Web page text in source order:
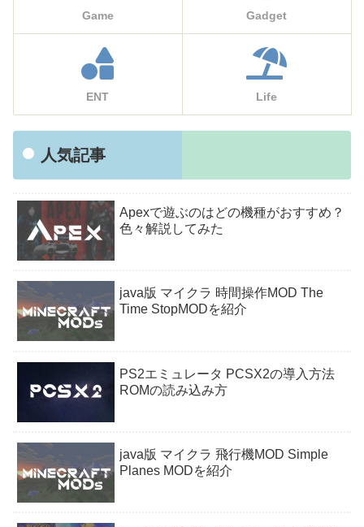
Game Gadget
ENT Life
人気記事
Apexで遊ぶのはどの機種がおすすめ？
色々解説してみた
java版 マイクラ 時間操作MOD The
Time StopMODを紹介
PS2エミュレータ PCSX2の導入方法
ROMの読み込み方
java版 マイクラ 飛行機MOD Simple
Planes MODを紹介